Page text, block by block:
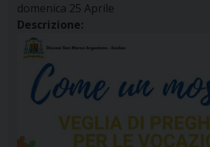
domenica 25 Aprile
Descrizione: